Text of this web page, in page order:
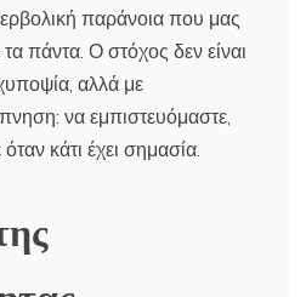
παράνοια που μας
πάντα. Ο στόχος δεν είναι
αλλά με
να εμπιστευόμαστε,
κάτι έχει σημασία.